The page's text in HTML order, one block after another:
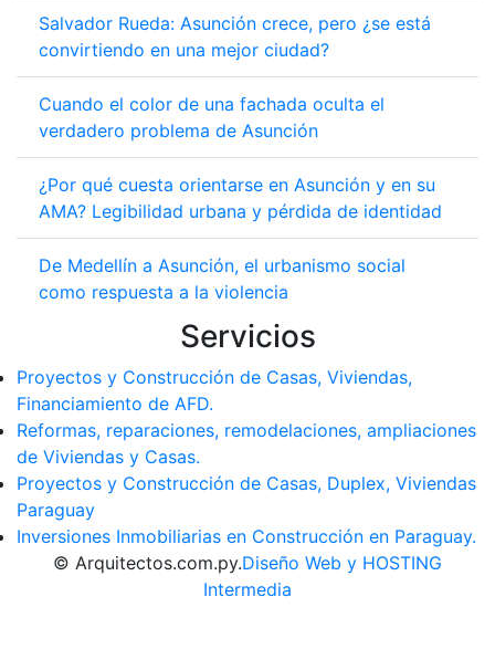
Salvador Rueda: Asunción crece, pero ¿se está
convirtiendo en una mejor ciudad?
Cuando el color de una fachada oculta el
verdadero problema de Asunción
¿Por qué cuesta orientarse en Asunción y en su
AMA? Legibilidad urbana y pérdida de identidad
De Medellín a Asunción, el urbanismo social
como respuesta a la violencia
Servicios
Proyectos y Construcción de Casas, Viviendas,
Financiamiento de AFD.
Reformas, reparaciones, remodelaciones, ampliaciones
de Viviendas y Casas.
Proyectos y Construcción de Casas, Duplex, Viviendas
Paraguay
Inversiones Inmobiliarias en Construcción en Paraguay.
© Arquitectos.com.py.Diseño Web y HOSTING
Intermedia